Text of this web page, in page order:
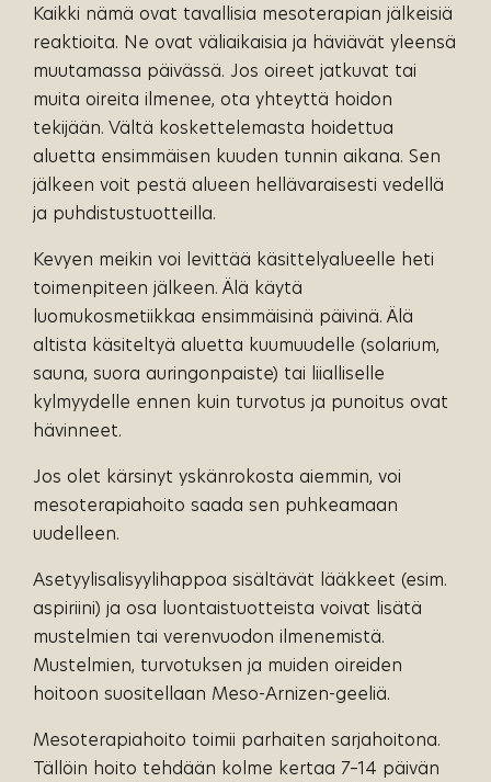
Kaikki nämä ovat tavallisia mesoterapian jälkeisiä
reaktioita. Ne ovat väliaikaisia ja häviävät yleensä
muutamassa päivässä. Jos oireet jatkuvat tai
muita oireita ilmenee, ota yhteyttä hoidon
tekijään. Vältä koskettelemasta hoidettua
aluetta ensimmäisen kuuden tunnin aikana. Sen
jälkeen voit pestä alueen hellävaraisesti vedellä
ja puhdistustuotteilla.
Kevyen meikin voi levittää käsittelyalueelle heti
toimenpiteen jälkeen. Älä käytä
luomukosmetiikkaa ensimmäisinä päivinä. Älä
altista käsiteltyä aluetta kuumuudelle (solarium,
sauna, suora auringonpaiste) tai liialliselle
kylmyydelle ennen kuin turvotus ja punoitus ovat
hävinneet.
Jos olet kärsinyt yskänrokosta aiemmin, voi
mesoterapiahoito saada sen puhkeamaan
uudelleen.
Asetyylisalisyylihappoa sisältävät lääkkeet (esim.
aspiriini) ja osa luontaistuotteista voivat lisätä
mustelmien tai verenvuodon ilmenemistä.
Mustelmien, turvotuksen ja muiden oireiden
hoitoon suositellaan Meso-Arnizen-geeliä.
Mesoterapiahoito toimii parhaiten sarjahoitona.
Tällöin hoito tehdään kolme kertaa 7–14 päivän